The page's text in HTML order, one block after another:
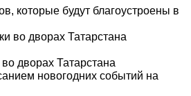
которые будут благоустроены в
дворах Татарстана
новогодних событий на